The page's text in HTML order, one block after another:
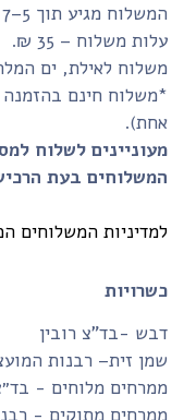
מגיע תוך 5–7 ימי עסקים.
משלוח – 35 ₪.
לאילת, ים המלח
לשלוח
בעת הרכישה.
המשלוחים
-בד”צ רובין
זית– רבנות המועצה
מלוחים - בד״צ